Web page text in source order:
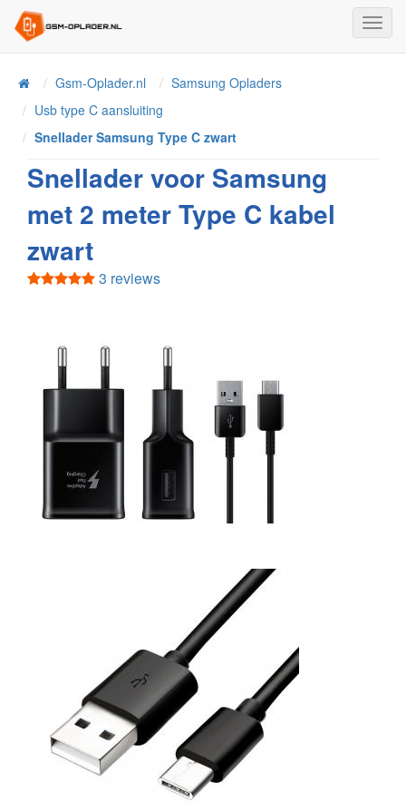
HomeGsm-Oplader.nl
Samsung Opladers
Usb type C aansluiting
Snellader Samsung Type C zwart
Snellader voor Samsung
met 2 meter Type C kabel
zwart
3 reviews